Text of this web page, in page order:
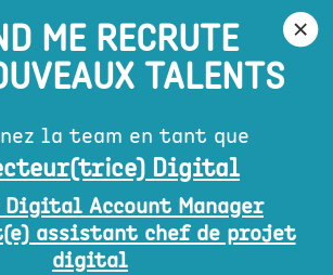
ME RECRUTE
TALENTS
la team en tant que
Digital
Digital Account Manager
assistant chef de projet
digital